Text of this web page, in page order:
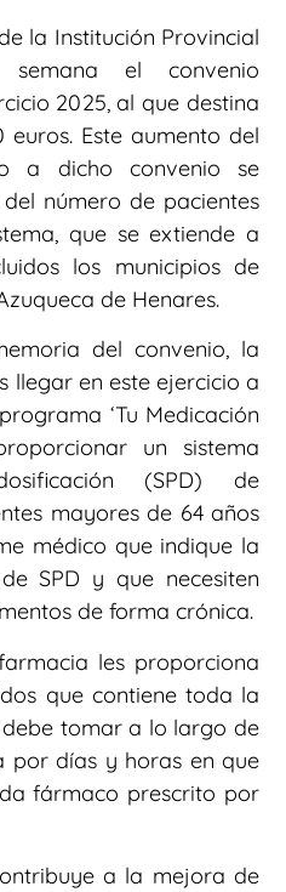
la Institución Provincial
el convenio
2025, al que destina
Este aumento del
a dicho convenio se
número de pacientes
que se extiende a
los municipios de
de Henares.
del convenio, la
llegar en este ejercicio a
‘Tu Medicación
un sistema
(SPD) de
mayores de 64 años
médico que indique la
SPD y que necesiten
de forma crónica.
les proporciona
que contiene toda la
tomar a lo largo de
por días y horas en que
fármaco prescrito por
a la mejora de